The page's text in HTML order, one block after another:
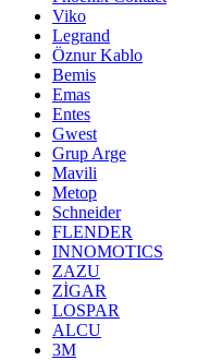
Viko
Legrand
Öznur Kablo
Bemis
Emas
Entes
Gwest
Grup Arge
Mavili
Metop
Schneider
FLENDER
INNOMOTICS
ZAZU
ZİGAR
LOSPAR
ALCU
3M